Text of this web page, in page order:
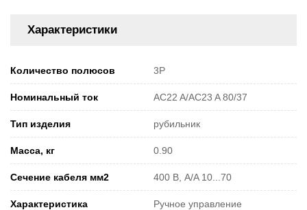
Характеристики
Количество полюсов 3P
Номинальный ток AC22 A/AC23 A 80/37
Тип изделия рубильник
Масса, кг 0.90
Сечение кабеля мм2 400 В, A/A 10...70
Характеристика Ручное управление